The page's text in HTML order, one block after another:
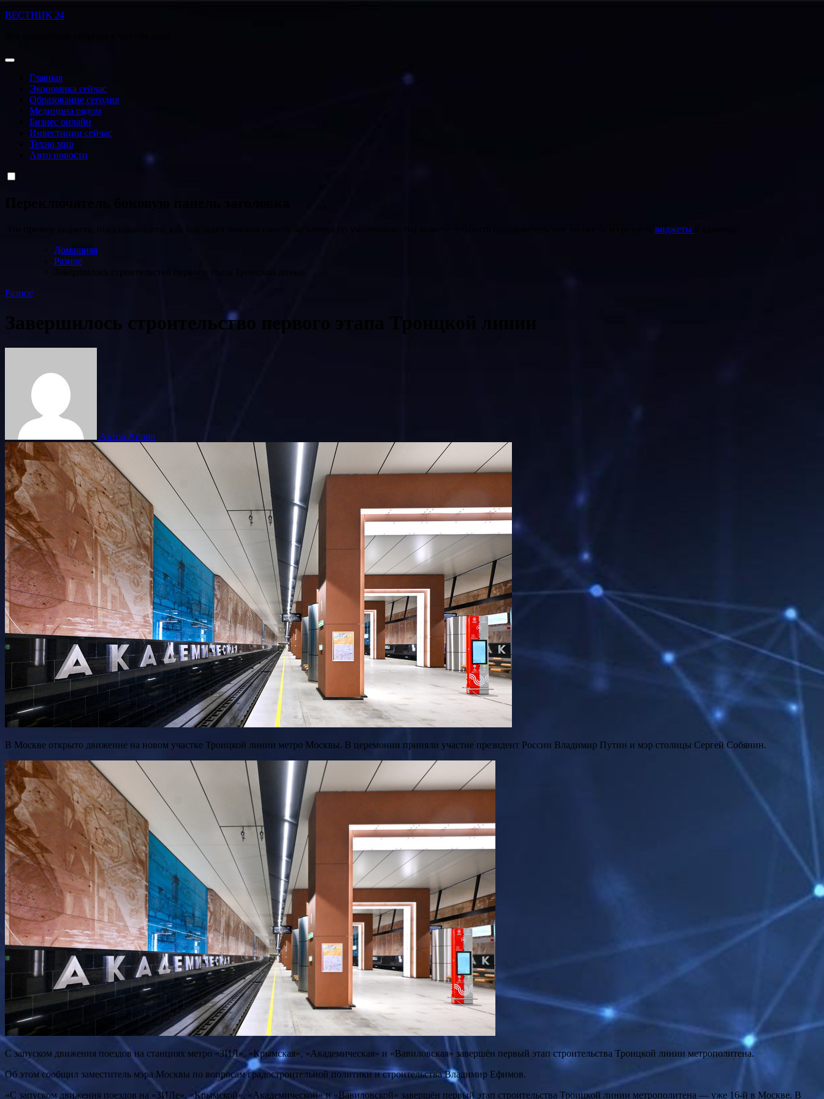
Перейти
ВЕСТНИК 24
Главная
Экономика сейчас
Образование сегодня
Медицина рядом
Бизнес онлайн
Инвестиции сейчас
Техно мир
Авто новости
виджеты
Домашняя
Разное
Завершилось строительство первого этапа Троицкой линии
Разное
Завершилось строительство первого этапа Троицкой линии
Автор Admin
В Москве открыто движение на новом участке Троицкой линии метро Москвы. В церемонии приняли участие президент России Владимир Путин и мэр столицы Сергей Собянин.
С запуском движения поездов на станциях метро «ЗИЛ», «Крымская», «Академическая» и «Вавиловская» завершён первый этап строительства Троицкой линии метрополитена.
Об этом сообщил заместитель мэра Москвы по вопросам градостроительной политики и строительства Владимир Ефимов.
«С запуском движения поездов на «ЗИЛе», «Крымской», «Академической» и «Вавиловской» завершён первый этап строительства Троицкой линии метрополитена — уже 16-й в Москве. В